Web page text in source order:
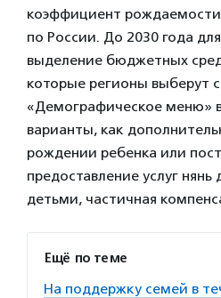
коэффициент
по России. До 2030 года
выделение бюджетных
которые регионы выберут
«Демографическое меню»
варианты, как
рождении ребенка или
предоставление услуг нянь
детьми, частичная
Ещё по теме
На поддержку семей в